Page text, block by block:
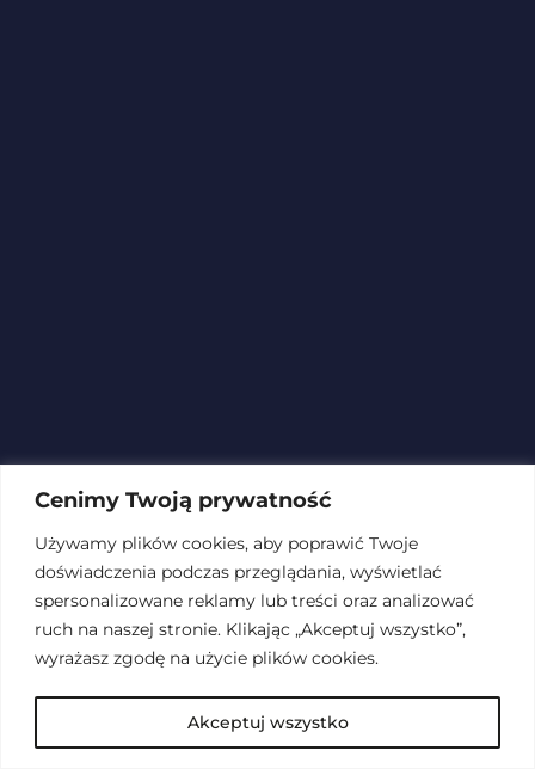
Cenimy Twoją prywatność
Używamy plików cookies, aby poprawić Twoje
doświadczenia podczas przeglądania, wyświetlać
spersonalizowane reklamy lub treści oraz analizować
ruch na naszej stronie. Klikając „Akceptuj wszystko”,
wyrażasz zgodę na użycie plików cookies.
Akceptuj wszystko